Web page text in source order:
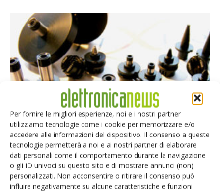
Per fornire le migliori esperienze, noi e i nostri partner
utilizziamo tecnologie come i cookie per memorizzare e/o
accedere alle informazioni del dispositivo. Il consenso a queste
tecnologie permetterà a noi e ai nostri partner di elaborare
dati personali come il comportamento durante la navigazione
o gli ID univoci su questo sito e di mostrare annunci (non)
personalizzati. Non acconsentire o ritirare il consenso può
influire negativamente su alcune caratteristiche e funzioni.
SmtXtra offers huge cost savings